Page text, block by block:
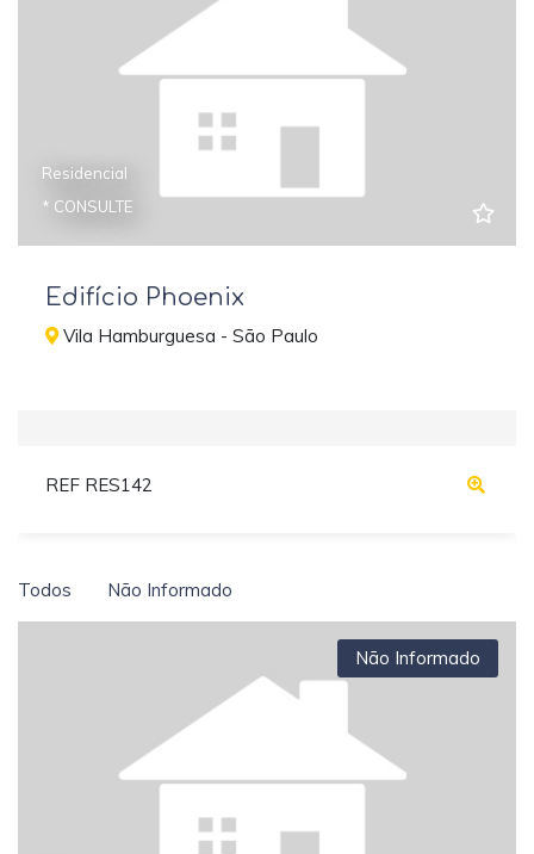
Residencial
* CONSULTE
Edifício Phoenix
Vila Hamburguesa - São Paulo
REF RES142
Todos Não Informado
Não Informado